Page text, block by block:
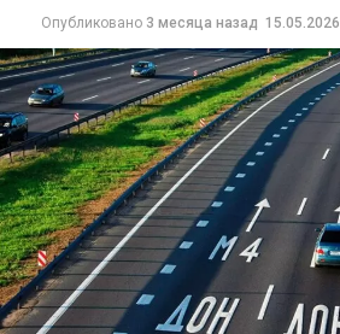
Опубликовано 3 месяца назад 15.05.2026